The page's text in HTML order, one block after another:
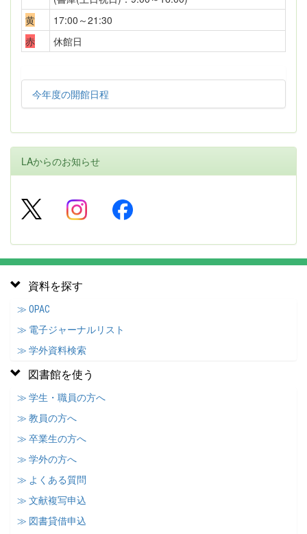
黄
17:00～21:30
赤
休館日
今年度の開館日程
LAからのお知らせ
資料を探す
≫ OPAC
≫ 電子ジャーナルリスト
≫ 学外資料検索
図書館を使う
≫ 学生・職員の方へ
≫ 教員の方へ
≫ 卒業生の方へ
≫ 学外の方へ
≫ よくある質問
≫ 文献複写申込
≫ 図書貸借申込